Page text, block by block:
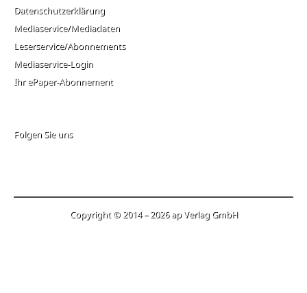
Datenschutzerklärung
Mediaservice/Mediadaten
Leserservice/Abonnements
Mediaservice-Login
Ihr ePaper-Abonnement
Folgen Sie uns
Copyright © 2014 – 2026 ap Verlag GmbH